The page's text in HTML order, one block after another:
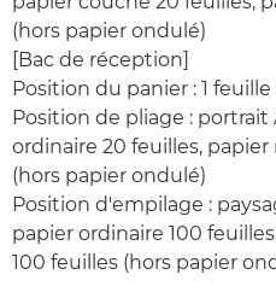
(hors papier ondulé)
[Bac de réception]
Position du panier : 1
Position de pliage : portrait
ordinaire 20 feuilles,
(hors papier ondulé)
Position d'empilage :
papier ordinaire 100
100 feuilles (hors papier